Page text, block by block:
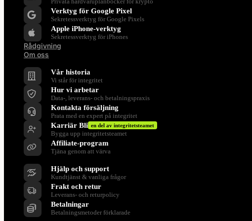
Verktyg för Google Pixel
Sekretessverktyg för Google Pixels
Apple iPhone-verktyg
Sekretessverktyg för iPhones
Rådgivning
Om oss
Vår historia
Vi står för integritet
Hur vi arbetar
Data-, leverans- och betalningspraxis
Kontakta försäljning
Prata med en expert på integritet
Karriär Bli en del av integritetsteamet
Bygga upp integritetsteamet
Affiliate-program
Tjäna genom att värva
Hjälp och support
Kundtjänst & vanliga frågor
Frakt och retur
Leverans- och returpolicy
Betalningar
Betalningsmetoder förklarade